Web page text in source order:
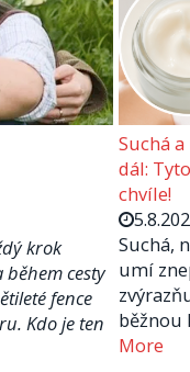
krok
cesty
fence
Kdo je ten
Suchá
dál:
chvíle!
Suchá,
umí
běžnou
More